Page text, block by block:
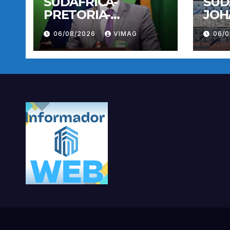
PRETORIA-
MIGRACION-
CONFERENCIA DE
PRENSA
06/08/2026 VIMAG 06/